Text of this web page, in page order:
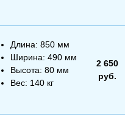
Длина: 850 мм
Ширина: 490 мм
Высота: 80 мм
Вес: 140 кг
2 650
руб.